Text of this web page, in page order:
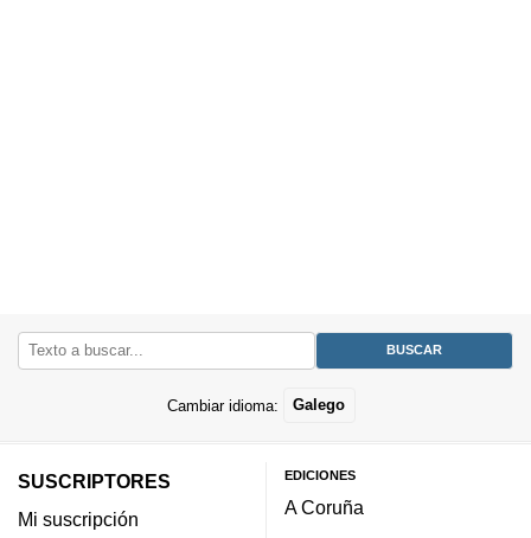
Cambiar idioma: Galego
SUSCRIPTORES
Mi suscripción
EDICIONES
A Coruña